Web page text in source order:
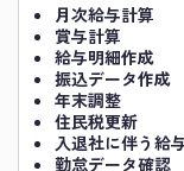
月次給与計算
賞与計算
給与明細作成
振込データ作成
年末調整
住民税更新
入退社に伴う給
勤怠データ確認